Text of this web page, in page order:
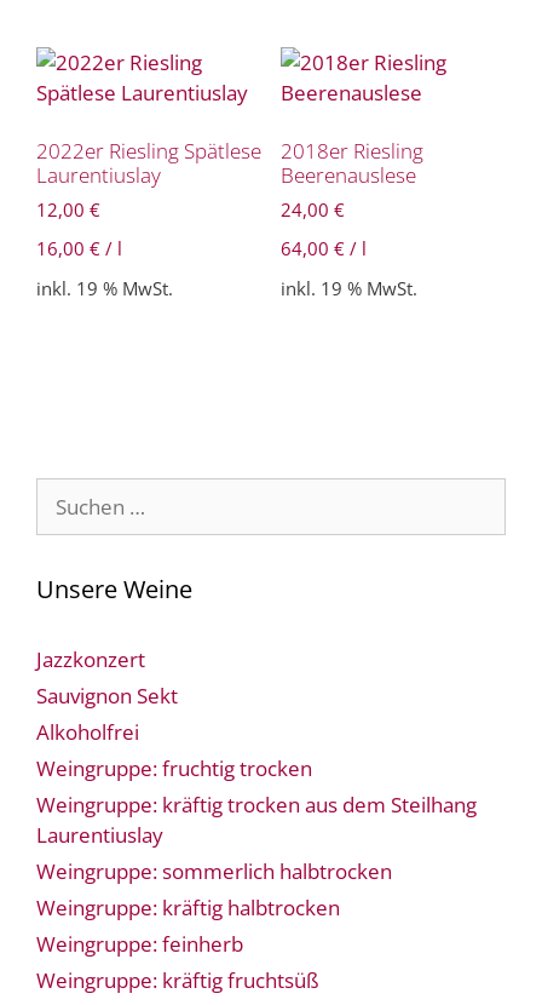
2022er Riesling Spätlese
Laurentiuslay
12,00 €
16,00 € / l
inkl. 19 % MwSt.
2018er Riesling
Beerenauslese
24,00 €
64,00 €/ l
inkl. 19 % MwSt.
Suche
nach:
Unsere Weine
Jazzkonzert
Sauvignon Sekt
Alkoholfrei
Weingruppe: fruchtig trocken
Weingruppe: kräftig trocken aus dem Steilhang
Laurentiuslay
Weingruppe: sommerlich halbtrocken
Weingruppe: kräftig halbtrocken
Weingruppe: feinherb
Weingruppe: kräftig fruchtsüß